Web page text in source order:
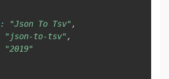
: "Json To Tsv" ,
"json-to-tsv" ,
"2019"